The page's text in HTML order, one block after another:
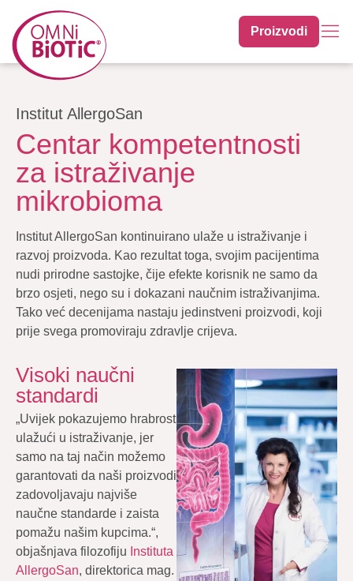
Proizvodi
Institut AllergoSan
Centar kompetentnosti
za istraživanje
mikrobioma
Institut AllergoSan kontinuirano ulaže u istraživanje i
razvoj proizvoda. Kao rezultat toga, svojim pacijentima
nudi prirodne sastojke, čije efekte korisnik ne samo da
brzo osjeti, nego su i dokazani naučnim istraživanjima.
Tako već decenijama nastaju jedinstveni proizvodi, koji
prije svega promoviraju zdravlje crijeva.
Visoki naučni
standardi
„Uvijek pokazujemo hrabrost
ulažući u istraživanje, jer
samo na taj način možemo
garantovati da naši proizvodi
zadovoljavaju najviše
naučne standarde i zaista
pomažu našim kupcima.“,
objašnjava filozofiju Instituta
AllergoSan, direktorica mag.